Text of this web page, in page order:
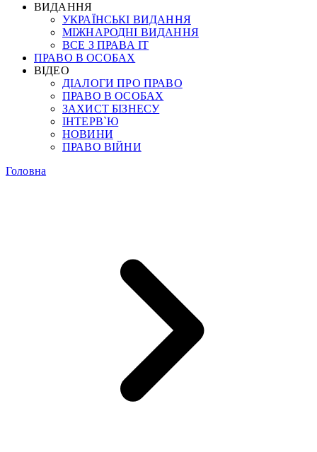
ВИДАННЯ
УКРАЇНСЬКІ ВИДАННЯ
МІЖНАРОДНІ ВИДАННЯ
ВСЕ З ПРАВА ІТ
ПРАВО В ОСОБАХ
ВІДЕО
ДІАЛОГИ ПРО ПРАВО
ПРАВО В ОСОБАХ
ЗАХИСТ БІЗНЕСУ
ІНТЕРВ`Ю
НОВИНИ
ПРАВО ВІЙНИ
Головна